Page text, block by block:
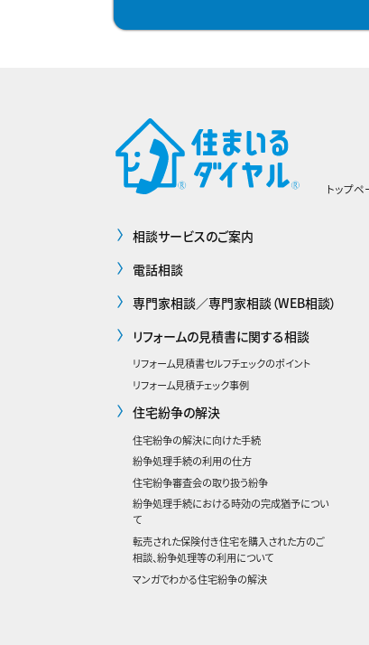
トップペ
相談サービスのご案内
電話相談
専門家相談／専門家相談（WEB相談）
リフォームの見積書に関する相談
リフォーム見積書セルフチェックのポイント
リフォーム見積チェック事例
住宅紛争の解決
住宅紛争の解決に向けた手続
紛争処理手続の利用の仕方
住宅紛争審査会の取り扱う紛争
紛争処理手続における時効の完成猶予につい
て
転売された保険付き住宅を購入された方のご
相談、紛争処理等の利用について
マンガでわかる住宅紛争の解決